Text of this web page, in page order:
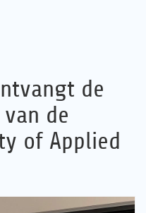
de
de
of Applied